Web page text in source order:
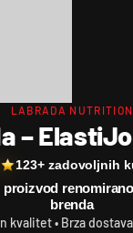
LABRADA NUTRITION
–
123+ zadovoljnih
brenda
kvalitet • Brza